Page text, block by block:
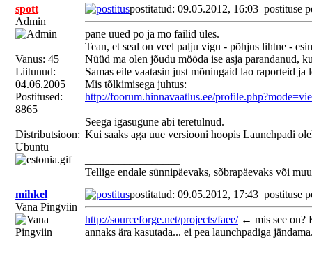
spott
Admin
Vanus: 45
Liitunud:
04.06.2005
Postitused:
8865
Distributsioon:
Ubuntu
postitatud: 09.05.2012, 16:03 postituse
pane uued po ja mo failid üles.
Tean, et seal on veel palju vigu - põhjus lihtne -
Nüüd ma olen jõudu mööda ise asja parandanud,
Samas eile vaatasin just mõningaid lao raporteid ja
Mis tõlkimisega juhtus:
http://foorum.hinnavaatlus.ee/
Seega igasugune abi teretulnud.
Kui saaks aga uue versiooni hoopis Launchpadi
Tellige endale sünnipäevaks, sõbrapäevaks või
mihkel
Vana Pingviin
postitatud: 09.05.2012, 17:43 postituse
http://sourceforge.net/projects/faee/← mis see on?
annaks ära kasutada... ei pea launchpadiga